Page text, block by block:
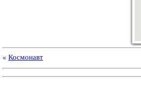
« Космонавт